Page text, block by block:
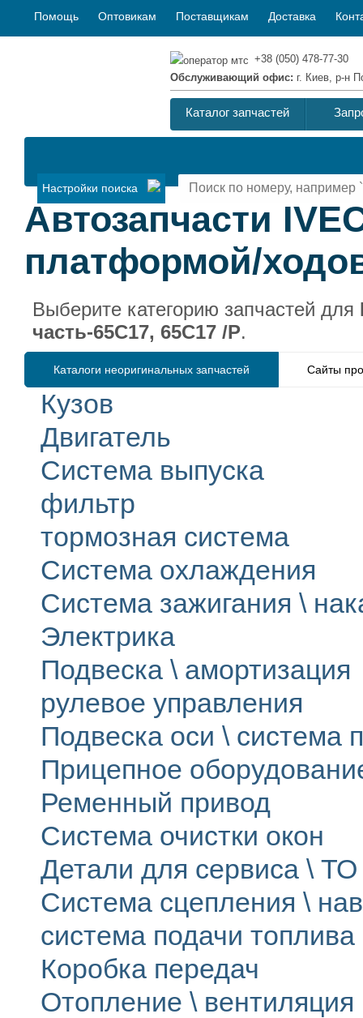
Помощь Оптовикам Поставщикам Доставка
+38 (050) 478-77-30
Обслуживающий офис: г. Киев, р-н
Каталог запчастей
Настройки поиска
Автозапчасти
платформой/
Выберите категорию запчастей для
часть-65C17, 65C17 /P.
Каталоги неоригинальных запчастей Сайты
Кузов
Двигатель
Система выпуска
фильтр
тормозная система
Система охлаждения
Система зажигания \
Электрика
Подвеска \ амортизация
рулевое управления
Подвеска оси \ система
Прицепное
Ременный привод
Система очистки окон
Детали для сервиса \ ТО
Система сцепления \
система подачи топлива
Коробка передач
Отопление \ вентиляция